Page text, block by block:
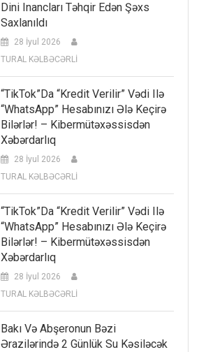
Dini Inancları Təhqir Edən Şəxs
Saxlanıldı
28 İyul 2026
TURAL KƏLBƏCƏRLİ
“TikTok”da “kredit Verilir” Vədi Ilə
“WhatsApp” Hesabınızı Ələ Keçirə
Bilərlər! – Kibermütəxəssisdən
Xəbərdarlıq
28 İyul 2026
TURAL KƏLBƏCƏRLİ
“TikTok”da “kredit Verilir” Vədi Ilə
“WhatsApp” Hesabınızı Ələ Keçirə
Bilərlər! – Kibermütəxəssisdən
Xəbərdarlıq
28 İyul 2026
TURAL KƏLBƏCƏRLİ
Bakı Və Abşeronun Bəzi
Ərazilərində 2 Günlük Su Kəsiləcək